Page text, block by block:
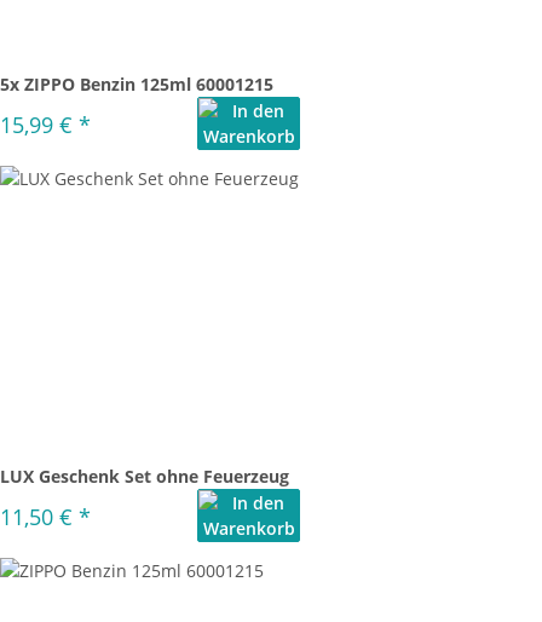
5x ZIPPO Benzin 125ml 60001215
15,99 € *
LUX Geschenk Set ohne Feuerzeug
11,50 € *